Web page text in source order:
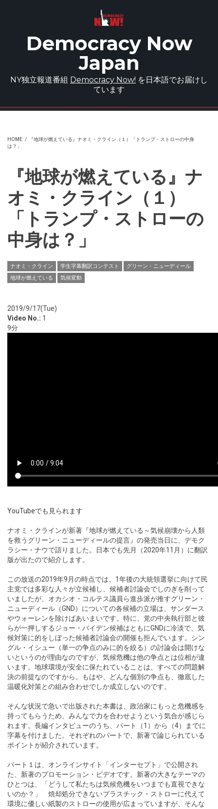
Democracy Now
Japan
NY独立報道番組 Democracy Now! を日本語でお届けし
ています
HOME /
『地球が燃えている』ナオミ・クライン（１）「トランプ・ストローの中身
は？」
『地球が燃えている』ナ
オミ・クライン（１）
「トランプ・ストローの
中身は？」
ナオミ・クライン 学生字幕翻訳コンテスト
グリーン・ニューディール
地球が燃えている
気候変動
2019/9/17(Tue)
Video No.: 1
9分
YouTubeでも見られます
ナオミ・クラインが新著『地球が燃えている～気候崩壊から人類
を救うグリーン・ニューディールの提言』の発売当日に、デモク
ラシー・ナウで語りました。日本でも先月（2020年11月）に翻訳
版が出たので紹介します。
この放送の2019年9月の時点では、1年後の大統領選挙に向けて民
主党では多彩な人々が立候補し、候補者討論会でしのぎを削って
いましたが、オカシオ・コルテス議員ら進歩派が推すグリーン・
ニューディール（GND）についての各候補の立場は、サンダース
やウォーレンを除けばあいまいです。特に、党の中央執行部と彼
らが一押しするジョー・バイデン候補はともにGNDに冷淡で、気
候対策に的をしぼった候補者討論会の開催も拒んでいます。シン
グル・イシュー（単一の争点のみに的を絞る）の討論会は開けな
いというのが理由なのですが、気候危機は他の争点とは位相が違
います。地球環境が安全に保たれていることは、すべての問題解
決の前提なのですから。もはや、どんな個別の争点も、徹底した
温暖化対策との組み合わせでしか成立しないのです。
そんな状況で急いで出版された本書は、政治家にもっと危機感を
持ってもらうため、みんなで力を合わせようという気合が感じら
れます。長編インタビューのうち、パート（1）から（4）までに
字幕を付けました。それぞれのパートで、新著で論じられている
ポイントが紹介されています。
パート１は、オンラインサイト「インターセプト」で公開され
た、新著のプロモーション・ビデオです。新著の大きなテーマの
ひとつは、「どうして私たちは気候危機をいつまでも直視できな
いのか？」 焼却処分できないプラスチック・ストローに代えて
環境に優しい紙製のストローの使用が広まっていますが、そんな